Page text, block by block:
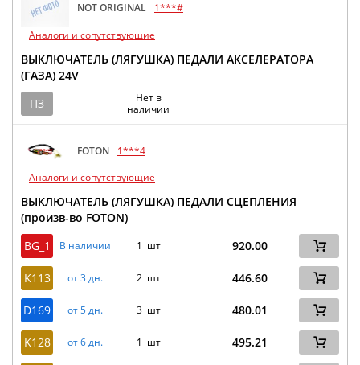
NOT ORIGINAL
1***#
Аналоги и сопутствующие
ВЫКЛЮЧАТЕЛЬ (ЛЯГУШКА) ПЕДАЛИ АКСЕЛЕРАТОРА
(ГАЗА) 24V
ПЗ
Нет в
наличии
FOTON
1***4
Аналоги и сопутствующие
ВЫКЛЮЧАТЕЛЬ (ЛЯГУШКА) ПЕДАЛИ СЦЕПЛЕНИЯ
(произв-во FOTON)
BG_1
В наличии 1 шт 920.00
K113 от 3 дн. 2 шт 446.60
D169 от 5 дн. 3 шт 480.01
K128 от 6 дн. 1 шт 495.21